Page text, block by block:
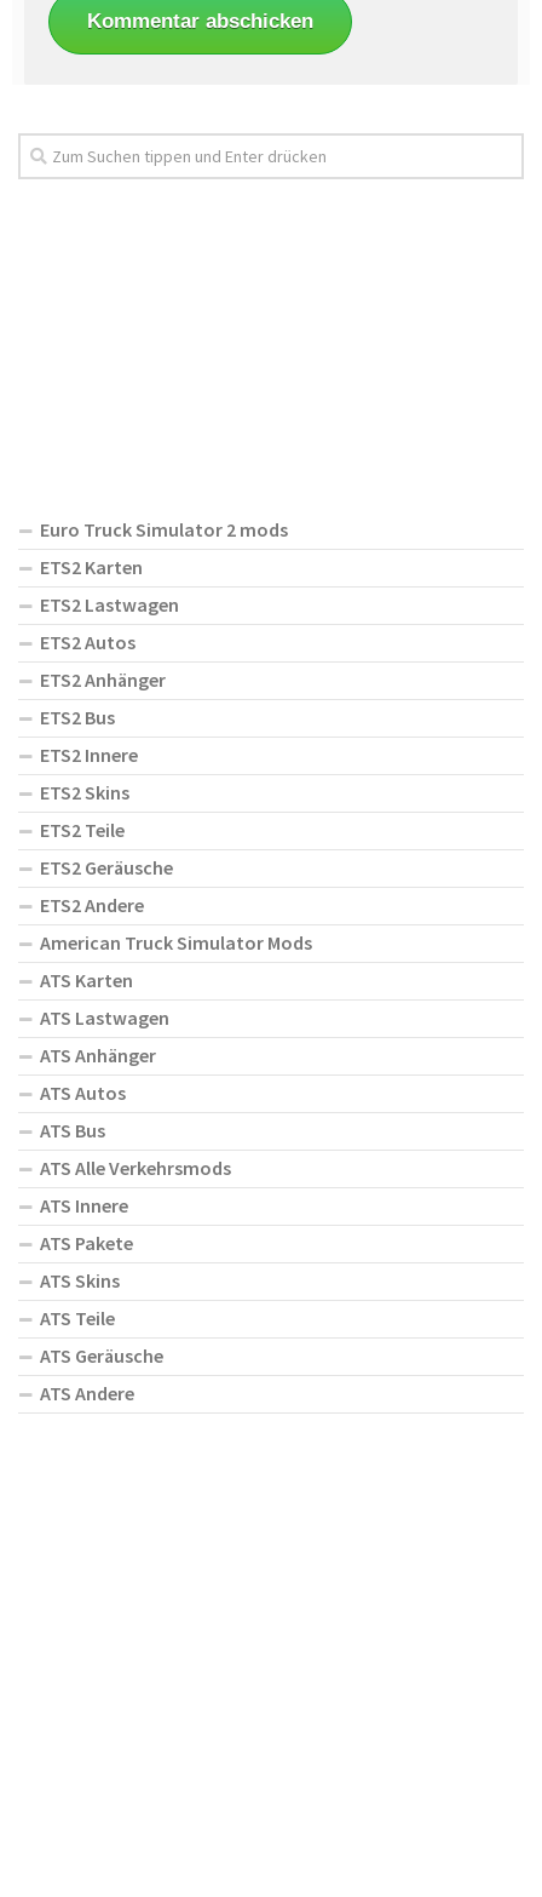
Euro Truck Simulator 2 mods
ETS2 Karten
ETS2 Lastwagen
ETS2 Autos
ETS2 Anhänger
ETS2 Bus
ETS2 Innere
ETS2 Skins
ETS2 Teile
ETS2 Geräusche
ETS2 Andere
American Truck Simulator Mods
ATS Karten
ATS Lastwagen
ATS Anhänger
ATS Autos
ATS Bus
ATS Alle Verkehrsmods
ATS Innere
ATS Pakete
ATS Skins
ATS Teile
ATS Geräusche
ATS Andere